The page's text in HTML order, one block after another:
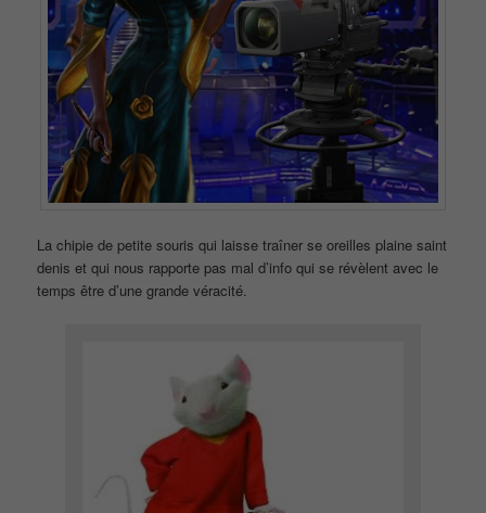
La chipie de petite souris qui laisse traîner se oreilles plaine saint
denis et qui nous rapporte pas mal d’info qui se révèlent avec le
temps être d’une grande véracité.